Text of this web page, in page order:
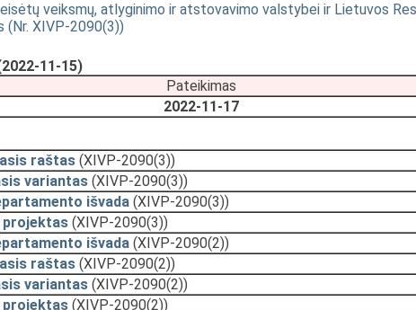
veiksmų, atlyginimo ir atstovavimo valstybei ir Lietuvos
XIVP-2090(3))
11-15)
Pateikimas
2022-11-17
raštas (XIVP-2090(3))
variantas (XIVP-2090(3))
išvada (XIVP-2090(3))
projektas (XIVP-2090(3))
išvada (XIVP-2090(2))
raštas (XIVP-2090(2))
variantas (XIVP-2090(2))
projektas (XIVP-2090(2))